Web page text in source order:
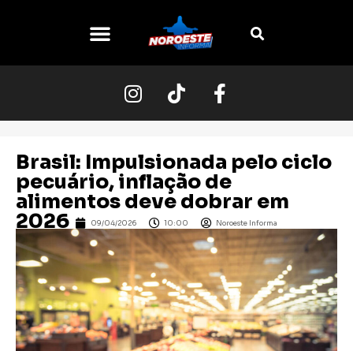
Brasil: Impulsionada pelo ciclo
pecuário, inflação de
alimentos deve dobrar em
2026
09/04/2026 10:00 Noroeste Informa